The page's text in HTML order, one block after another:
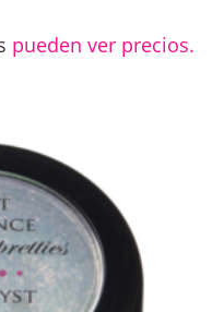
pueden ver precios.